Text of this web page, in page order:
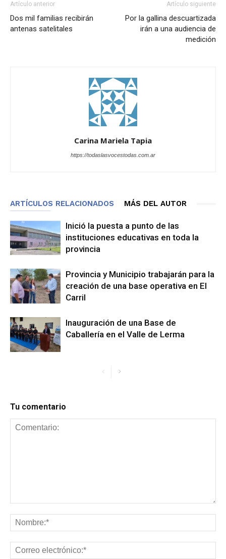
Artículo anterior
Dos mil familias recibirán
antenas satelitales
Artículo siguiente
Por la gallina descuartizada
irán a una audiencia de
medición
Carina Mariela Tapia
https://todaslasvocestodas.com.ar
ARTÍCULOS RELACIONADOS MÁS DEL AUTOR
Inició la puesta a punto de las
instituciones educativas en toda la
provincia
Provincia y Municipio trabajarán para la
creación de una base operativa en El
Carril
Inauguración de una Base de
Caballería en el Valle de Lerma
Tu comentario